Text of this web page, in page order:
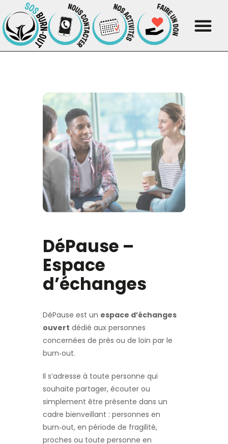
DéPause –
Espace
d’échanges
DéPause est un espace d’échanges
ouvert dédié aux personnes
concernées de près ou de loin par le
burn‑out.
Il s’adresse à toute personne qui
souhaite partager, écouter ou
simplement être présente dans un
cadre bienveillant : personnes en
burn‑out, en période de fragilité,
proches ou toute personne en